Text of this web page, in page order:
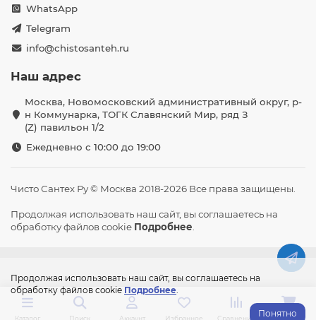
Продолжая использовать наш сайт, вы соглашаетесь на
обработку файлов cookie Подробнее.
Понятно
WhatsApp
Telegram
info@chistosanteh.ru
Наш адрес
Москва, Новомосковский административный округ, р-
н Коммунарка, ТОГК Славянский Мир, ряд З
(Z) павильон 1/2
Ежедневно с 10:00 до 19:00
Чисто Сантех Ру © Москва 2018-2026 Все права защищены.
Продолжая использовать наш сайт, вы соглашаетесь на
обработку файлов cookie Подробнее
Каталог Поиск Аккаунт Избранное Сравнение Корзина